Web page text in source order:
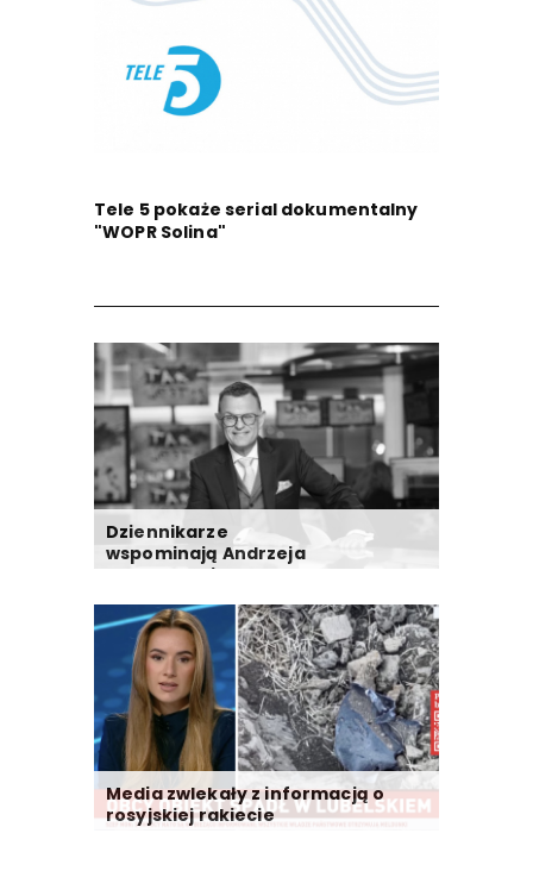
Tele 5 pokaże serial dokumentalny
"WOPR Solina"
Dziennikarze
wspominają Andrzeja
Morozowskiego
Media zwlekały z informacją o
rosyjskiej rakiecie